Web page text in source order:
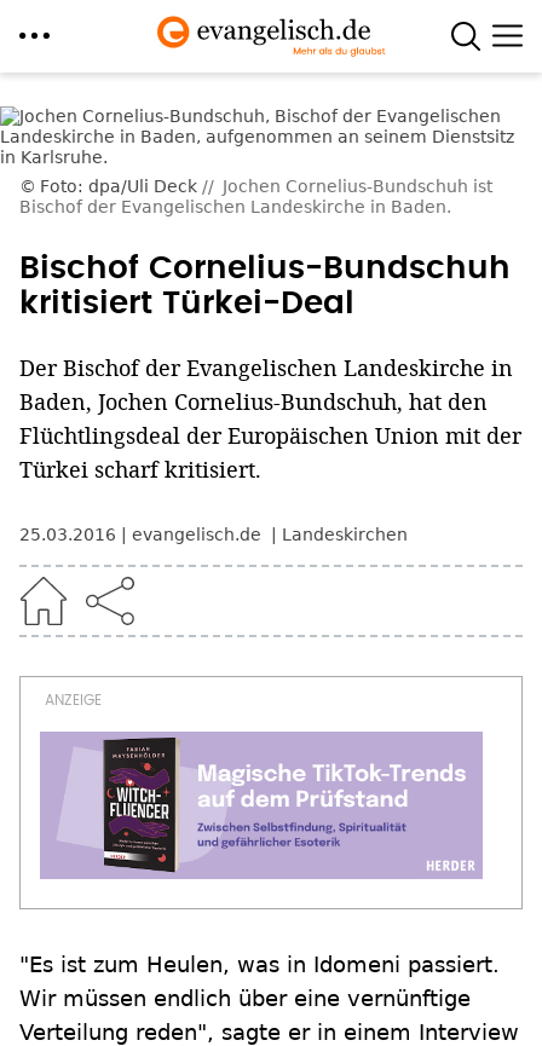
zum
Inhalt
Foto: dpa/Uli Deck
Jochen Cornelius-Bundschuh ist
Bischof der Evangelischen Landeskirche in Baden.
Bischof Cornelius-Bundschuh
kritisiert Türkei-Deal
Der Bischof der Evangelischen Landeskirche in
Baden, Jochen Cornelius-Bundschuh, hat den
Flüchtlingsdeal der Europäischen Union mit der
Türkei scharf kritisiert.
25.03.2016 evangelisch.de Landeskirchen
"Es ist zum Heulen, was in Idomeni passiert.
Wir müssen endlich über eine vernünftige
Verteilung reden", sagte er in einem Interview